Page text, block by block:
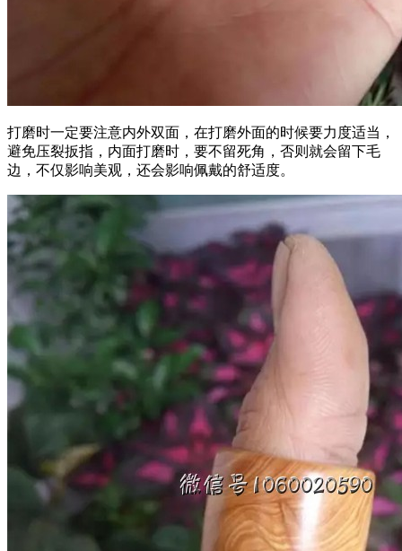
打磨时一定要注意内外双面，在打磨外面的时候要力度适当，
避免压裂扳指，内面打磨时，要不留死角，否则就会留下毛
边，不仅影响美观，还会影响佩戴的舒适度。